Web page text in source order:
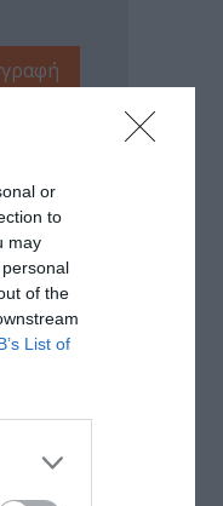
or
to
may
of the
List of